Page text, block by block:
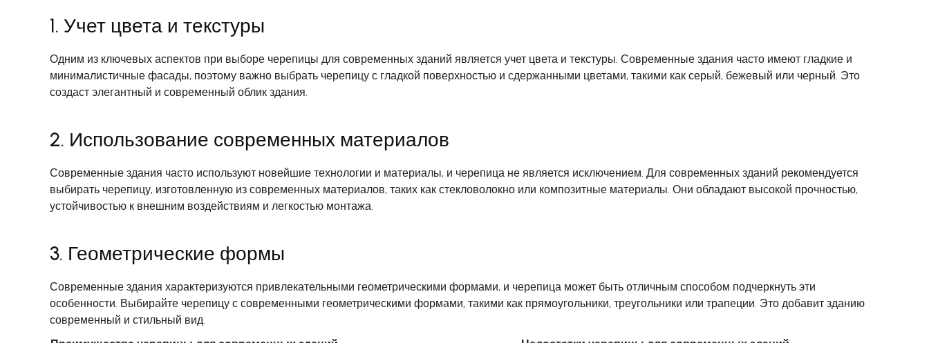
1. Учет цвета и текстуры
Одним из ключевых аспектов при выборе черепицы для современных зданий является учет цвета и текстуры. Современные здания часто имеют гладкие и
минималистичные фасады, поэтому важно выбрать черепицу с гладкой поверхностью и сдержанными цветами, такими как серый, бежевый или черный. Это
создаст элегантный и современный облик здания.
2. Использование современных материалов
Современные здания часто используют новейшие технологии и материалы, и черепица не является исключением. Для современных зданий рекомендуется
выбирать черепицу, изготовленную из современных материалов, таких как стекловолокно или композитные материалы. Они обладают высокой прочностью,
устойчивостью к внешним воздействиям и легкостью монтажа.
3. Геометрические формы
Современные здания характеризуются привлекательными геометрическими формами, и черепица может быть отличным способом подчеркнуть эти
особенности. Выбирайте черепицу с современными геометрическими формами, такими как прямоугольники, треугольники или трапеции. Это добавит зданию
современный и стильный вид.